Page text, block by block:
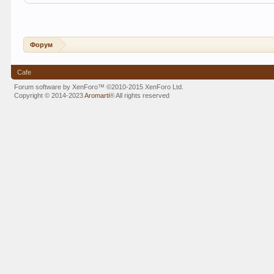
Форум
Cafe
Forum software by XenForo™©2010-2015 XenForo Ltd.
Copyright © 2014-2023Aromarti®All rights reserved